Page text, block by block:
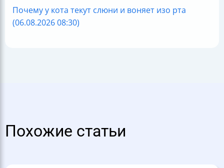
Почему у кота текут слюни и воняет изо рта
(06.08.2026 08:30)
Похожие статьи